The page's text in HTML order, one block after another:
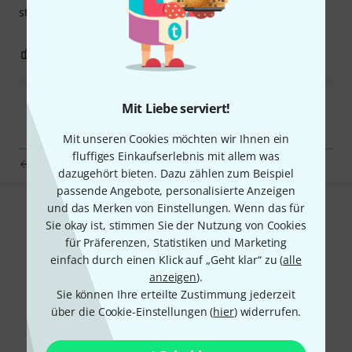
Mit Liebe serviert!
Mit unseren Cookies möchten wir Ihnen ein
fluffiges Einkaufserlebnis mit allem was
dazugehört bieten. Dazu zählen zum Beispiel
passende Angebote, personalisierte Anzeigen
und das Merken von Einstellungen. Wenn das für
Sie okay ist, stimmen Sie der Nutzung von Cookies
für Präferenzen, Statistiken und Marketing
einfach durch einen Klick auf „Geht klar“ zu (alle
anzeigen).
Sie können Ihre erteilte Zustimmung jederzeit
über die Cookie-Einstellungen (hier) widerrufen.
stabiler stand.
BEWERTUNG MELDEN
UDG Ultimate Laptop Stand Black
Gefällt Ihnen, was Sie sehen?
Teilen Hilfe & Feedback